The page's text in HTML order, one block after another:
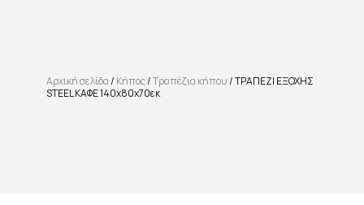
Αρχική σελίδα/ Κήπος/Τραπέζια κήπου/ ΤΡΑΠΕΖΙ ΕΞΟΧΗΣ
STEEL ΚΑΦΕ 140x80x70εκ